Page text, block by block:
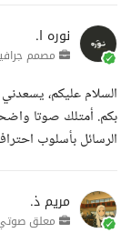
نوره ا.
مصمم
السلام عليكم،
بكم. أمتلك صوتا
الرسائل بأسلوب
مريم ذ.
معلق